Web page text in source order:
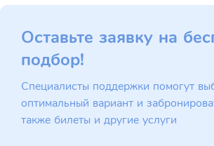
Оставьте заявку на
подбор!
Специалисты поддержки помогут
оптимальный вариант и
также билеты и другие услуги